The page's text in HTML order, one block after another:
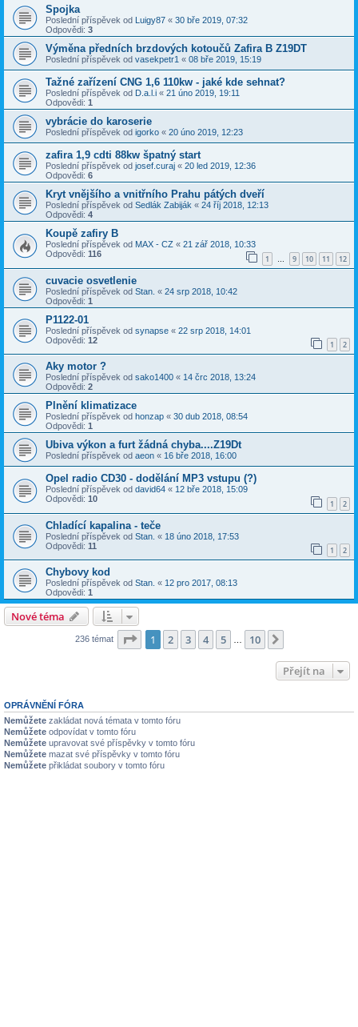
Spojka
Poslední příspěvek od Luigy87 « 30 bře 2019, 07:32
Odpovědi: 3
Výměna předních brzdových kotoučů Zafira B Z19DT
Poslední příspěvek od vasekpetr1 « 08 bře 2019, 15:19
Tažné zařízení CNG 1,6 110kw - jaké kde sehnat?
Poslední příspěvek od D.a.l.i « 21 úno 2019, 19:11
Odpovědi: 1
vybrácie do karoserie
Poslední příspěvek od igorko « 20 úno 2019, 12:23
zafira 1,9 cdti 88kw špatný start
Poslední příspěvek od josef.curaj « 20 led 2019, 12:36
Odpovědi: 6
Kryt vnějšího a vnitřního Prahu pátých dveří
Poslední příspěvek od Sedlák Zabiják « 24 říj 2018, 12:13
Odpovědi: 4
Koupě zafiry B
Poslední příspěvek od MAX - CZ « 21 zář 2018, 10:33
Odpovědi: 116 1 … 9 10 11 12
cuvacie osvetlenie
Poslední příspěvek od Stan. « 24 srp 2018, 10:42
Odpovědi: 1
P1122-01
Poslední příspěvek od synapse « 22 srp 2018, 14:01
Odpovědi: 12 1 2
Aky motor ?
Poslední příspěvek od sako1400 « 14 črc 2018, 13:24
Odpovědi: 2
Plnění klimatizace
Poslední příspěvek od honzap « 30 dub 2018, 08:54
Odpovědi: 1
Ubiva výkon a furt žádná chyba....Z19Dt
Poslední příspěvek od aeon « 16 bře 2018, 16:00
Opel radio CD30 - dodělání MP3 vstupu (?)
Poslední příspěvek od david64 « 12 bře 2018, 15:09
Odpovědi: 10 1 2
Chladící kapalina - teče
Poslední příspěvek od Stan. « 18 úno 2018, 17:53
Odpovědi: 11 1 2
Chybovy kod
Poslední příspěvek od Stan. « 12 pro 2017, 08:13
Odpovědi: 1
Nové téma
236 témat Stránka z 10
1 2 3 4 5 … 10
Přejít na
OPRÁVNĚNÍ FÓRA
Nemůžete zakládat nová témata v tomto fóru
Nemůžete odpovídat v tomto fóru
Nemůžete upravovat své příspěvky v tomto fóru
Nemůžete mazat své příspěvky v tomto fóru
Nemůžete přikládat soubory v tomto fóru